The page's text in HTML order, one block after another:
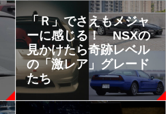
「Ｒ」でさえもメジャ
ーに感じる！ NSXの
見かけたら奇跡レベル
の「激レア」グレード
たち